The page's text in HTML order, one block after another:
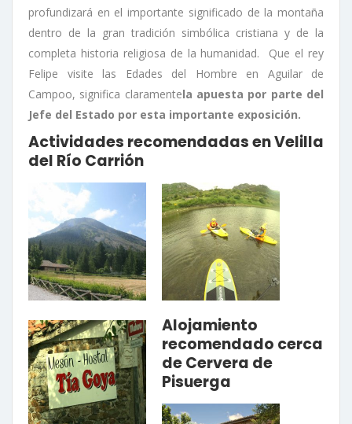
profundizará en el importante significado de la montaña
dentro de la gran tradición simbólica cristiana y de la
completa historia religiosa de la humanidad. Que el rey
Felipe visite las Edades del Hombre en Aguilar de
Campoo, significa claramentela apuesta por parte del
Jefe del Estado por esta importante exposición.
Actividades recomendadas en Velilla
del Río Carrión
Alojamiento
recomendado cerca
de Cervera de
Pisuerga